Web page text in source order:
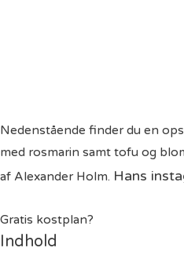
Nedenstående finder du en
med rosmarin samt tofu og
af Alexander Holm. Hans
Gratis kostplan?
Indhold